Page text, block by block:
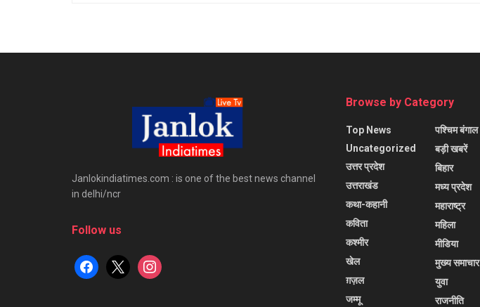
Janlokindiatimes.com : is one of the best news channel
in delhi/ncr
Follow us
facebook
x instagram
Browse by Category
Top News
Uncategorized
उत्तर प्रदेश
उत्तराखंड
कथा-कहानी
कविता
कश्मीर
खेल
ग़ज़ल
जम्मू
पश्चिम बंगाल
बड़ी खबरें
बिहार
मध्य प्रदेश
महाराष्ट्र
महिला
मीडिया
मुख्य समाचार
युवा
राजनीति